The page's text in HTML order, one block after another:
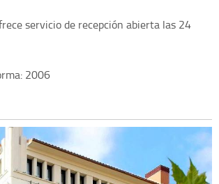
servicio de recepción abierta las 24
2006